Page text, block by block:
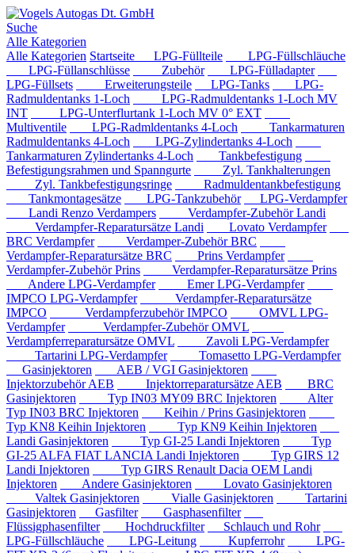
Suche
Alle Kategorien
Alle Kategorien Startseite LPG-Füllteile
LPG-Füllschläuche
LPG-Füllanschlüsse
Zubehör
LPG-Fülladapter
LPG-Füllsets
Erweiterungsteile LPG-Tanks
LPG-
Radmuldentanks 1-Loch
LPG-Radmuldentanks 1-Loch MV
INT
LPG-Unterflurtank 1-Loch MV 0° EXT
Multiventile
LPG-Radmldentanks 4-Loch
Tankarmaturen
Radmuldentanks 4-Loch
LPG-Zylindertanks 4-Loch
Tankarmaturen Zylindertanks 4-Loch
Tankbefestigung
Befestigungsrahmen und Spanngurte
Zyl. Tankhalterungen
Zyl. Tankbefestigungsringe
Radmuldentankbefestigung
Tankmontagesätze
LPG-Tankzubehör
LPG-Verdampfer
Landi Renzo Verdampers
Verdampfer-Zubehör Landi
Verdampfer-Reparatursätze Landi
Lovato Verdampfer
BRC Verdampfer
Verdamper-Zubehör BRC
Verdampfer-Reparatursätze BRC
Prins Verdampfer
Verdampfer-Zubehör Prins
Verdampfer-Reparatursätze Prins
Andere LPG-Verdampfer
Emer LPG-Verdampfer
IMPCO LPG-Verdampfer
Verdampfer-Reparatursätze
IMPCO
Verdampferzubehör IMPCO
OMVL LPG-
Verdampfer
Verdampfer-Zubehör OMVL
Verdampferreparatursätze OMVL
Zavoli LPG-Verdampfer
Tartarini LPG-Verdampfer
Tomasetto LPG-Verdampfer
Gasinjektoren
AEB / VGI Gasinjektoren
Injektorzubehör AEB
Injektorreparatursätze AEB
BRC
Gasinjektoren
Typ IN03 MY09 BRC Injektoren
Alter
Typ IN03 BRC Injektoren
Keihin / Prins Gasinjektoren
Typ KN8 Keihin Injektoren
Typ KN9 Keihin Injektoren
Landi Gasinjektoren
Typ GI-25 Landi Injektoren
Typ
GI-25 ALFA FIAT LANCIA Landi Injektoren
Typ GIRS 12
Landi Injektoren
Typ GIRS Renault Dacia OEM Landi
Injektoren
Andere Gasinjektoren
Lovato Gasinjektoren
Valtek Gasinjektoren
Vialle Gasinjektoren
Tartarini
Gasinjektoren
Gasfilter
Gasphasenfilter
Flüssigphasenfilter
Hochdruckfilter
Schlauch und Rohr
LPG-Füllschläuche
LPG-Leitung Kupferrohr
LPG-